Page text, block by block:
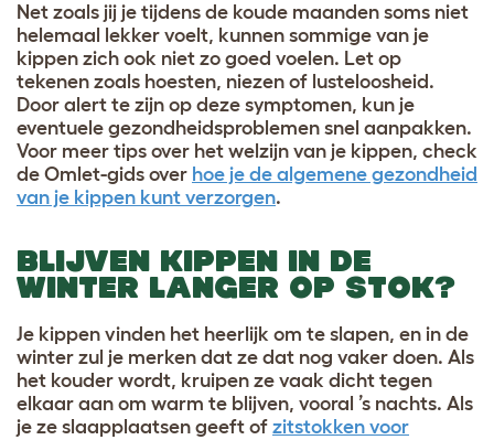
Net zoals jij je tijdens de koude maanden soms niet
helemaal lekker voelt, kunnen sommige van je
kippen zich ook niet zo goed voelen. Let op
tekenen zoals hoesten, niezen of lusteloosheid.
Door alert te zijn op deze symptomen, kun je
eventuele gezondheidsproblemen snel aanpakken.
Voor meer tips over het welzijn van je kippen, check
de Omlet-gids over hoe je de algemene gezondheid
van je kippen kunt verzorgen.
BLIJVEN KIPPEN IN DE
WINTER LANGER OP STOK?
Je kippen vinden het heerlijk om te slapen, en in de
winter zul je merken dat ze dat nog vaker doen. Als
het kouder wordt, kruipen ze vaak dicht tegen
elkaar aan om warm te blijven, vooral ’s nachts. Als
je ze slaapplaatsen geeft of zitstokken voor